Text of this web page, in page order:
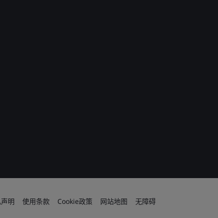
明 使用条款 Cookie政策 网站地图 无障碍